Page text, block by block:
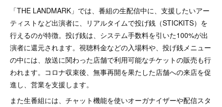
「THE LANDMARK」では、番組の生配信中に、支援したいアー
ティストなど出演者に、リアルタイムで投げ銭（STICKITS）を
行えるのが特徴。投げ銭は、システム手数料を引いた100%が出
演者に還元されます。視聴料金などの入場料や、投げ銭メニュー
の中には、放送に関わった店舗で利用可能なチケットの販売も行
われます。コロナ収束後、無事再開を果たした店舗への来店を促
進し、営業を支援します。
また生番組には、チャット機能を使いオーガナイザーや配信スタ